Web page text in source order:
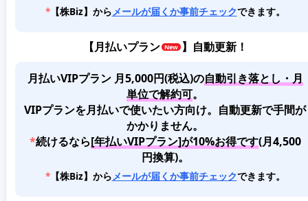
*【株Biz】から メールが届くか事前チェックできます。
【月払いプラン 】自動更新！
月払いVIPプラン 月5,000円(税込)の自動引き落とし・月
単位で解約可。
VIPプランを月払いで使いたい方向け。自動更新で手間が
かかりません。
*続けるなら[年払いVIPプラン]が10%お得です(月4,500
円換算)。
*【株Biz】からメールが届くか事前チェックできます。